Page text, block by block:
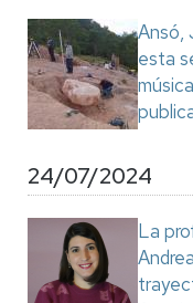
Ansó,
esta
24/07/2024
La